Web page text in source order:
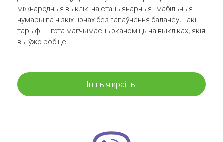
міжнародныя выклікі на стацыянарныя і мабільныя
нумары па нізкіх цэнах без папаўнення балансу. Такі
тарыф — гэта магчымасць эканоміць на выкліках, якія
вы ўжо робіце
Іншыя краіны